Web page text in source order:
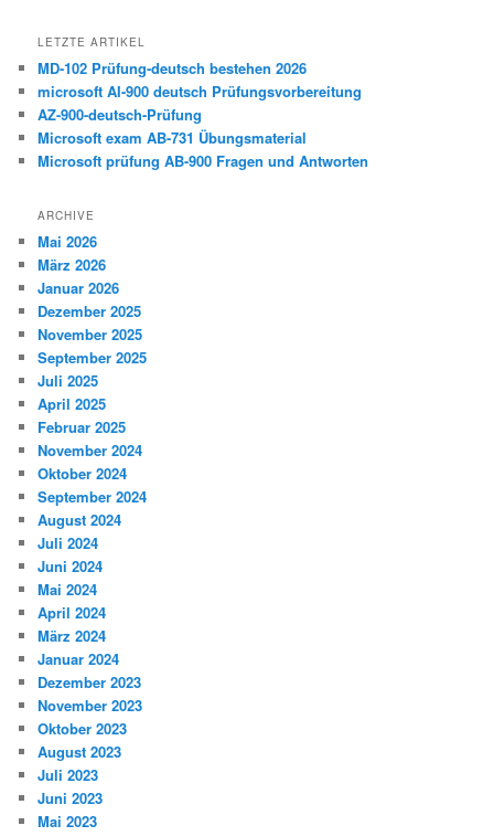
LETZTE ARTIKEL
MD-102 Prüfung-deutsch bestehen 2026
microsoft AI-900 deutsch Prüfungsvorbereitung
AZ-900-deutsch-Prüfung
Microsoft exam AB-731 Übungsmaterial
Microsoft prüfung AB-900 Fragen und Antworten
ARCHIVE
Mai 2026
März 2026
Januar 2026
Dezember 2025
November 2025
September 2025
Juli 2025
April 2025
Februar 2025
November 2024
Oktober 2024
September 2024
August 2024
Juli 2024
Juni 2024
Mai 2024
April 2024
März 2024
Januar 2024
Dezember 2023
November 2023
Oktober 2023
August 2023
Juli 2023
Juni 2023
Mai 2023